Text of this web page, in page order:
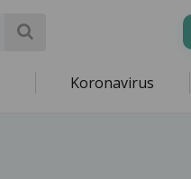
Koronavirus